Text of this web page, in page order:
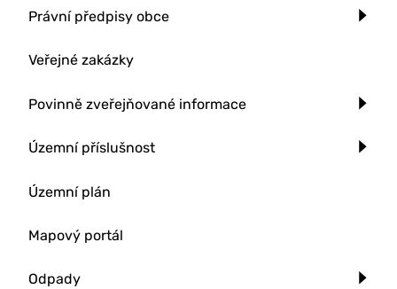
Právní předpisy obce
Veřejné zakázky
Povinně zveřejňované informace
Územní příslušnost
Územní plán
Mapový portál
Odpady